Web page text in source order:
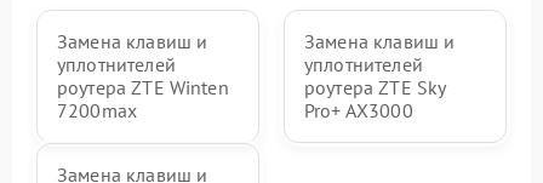
Замена клавиш и
уплотнителей
роутера ZTE Winten
7200max
Замена клавиш и
уплотнителей
роутера ZTE Sky
Pro+ AX3000
Замена клавиш и